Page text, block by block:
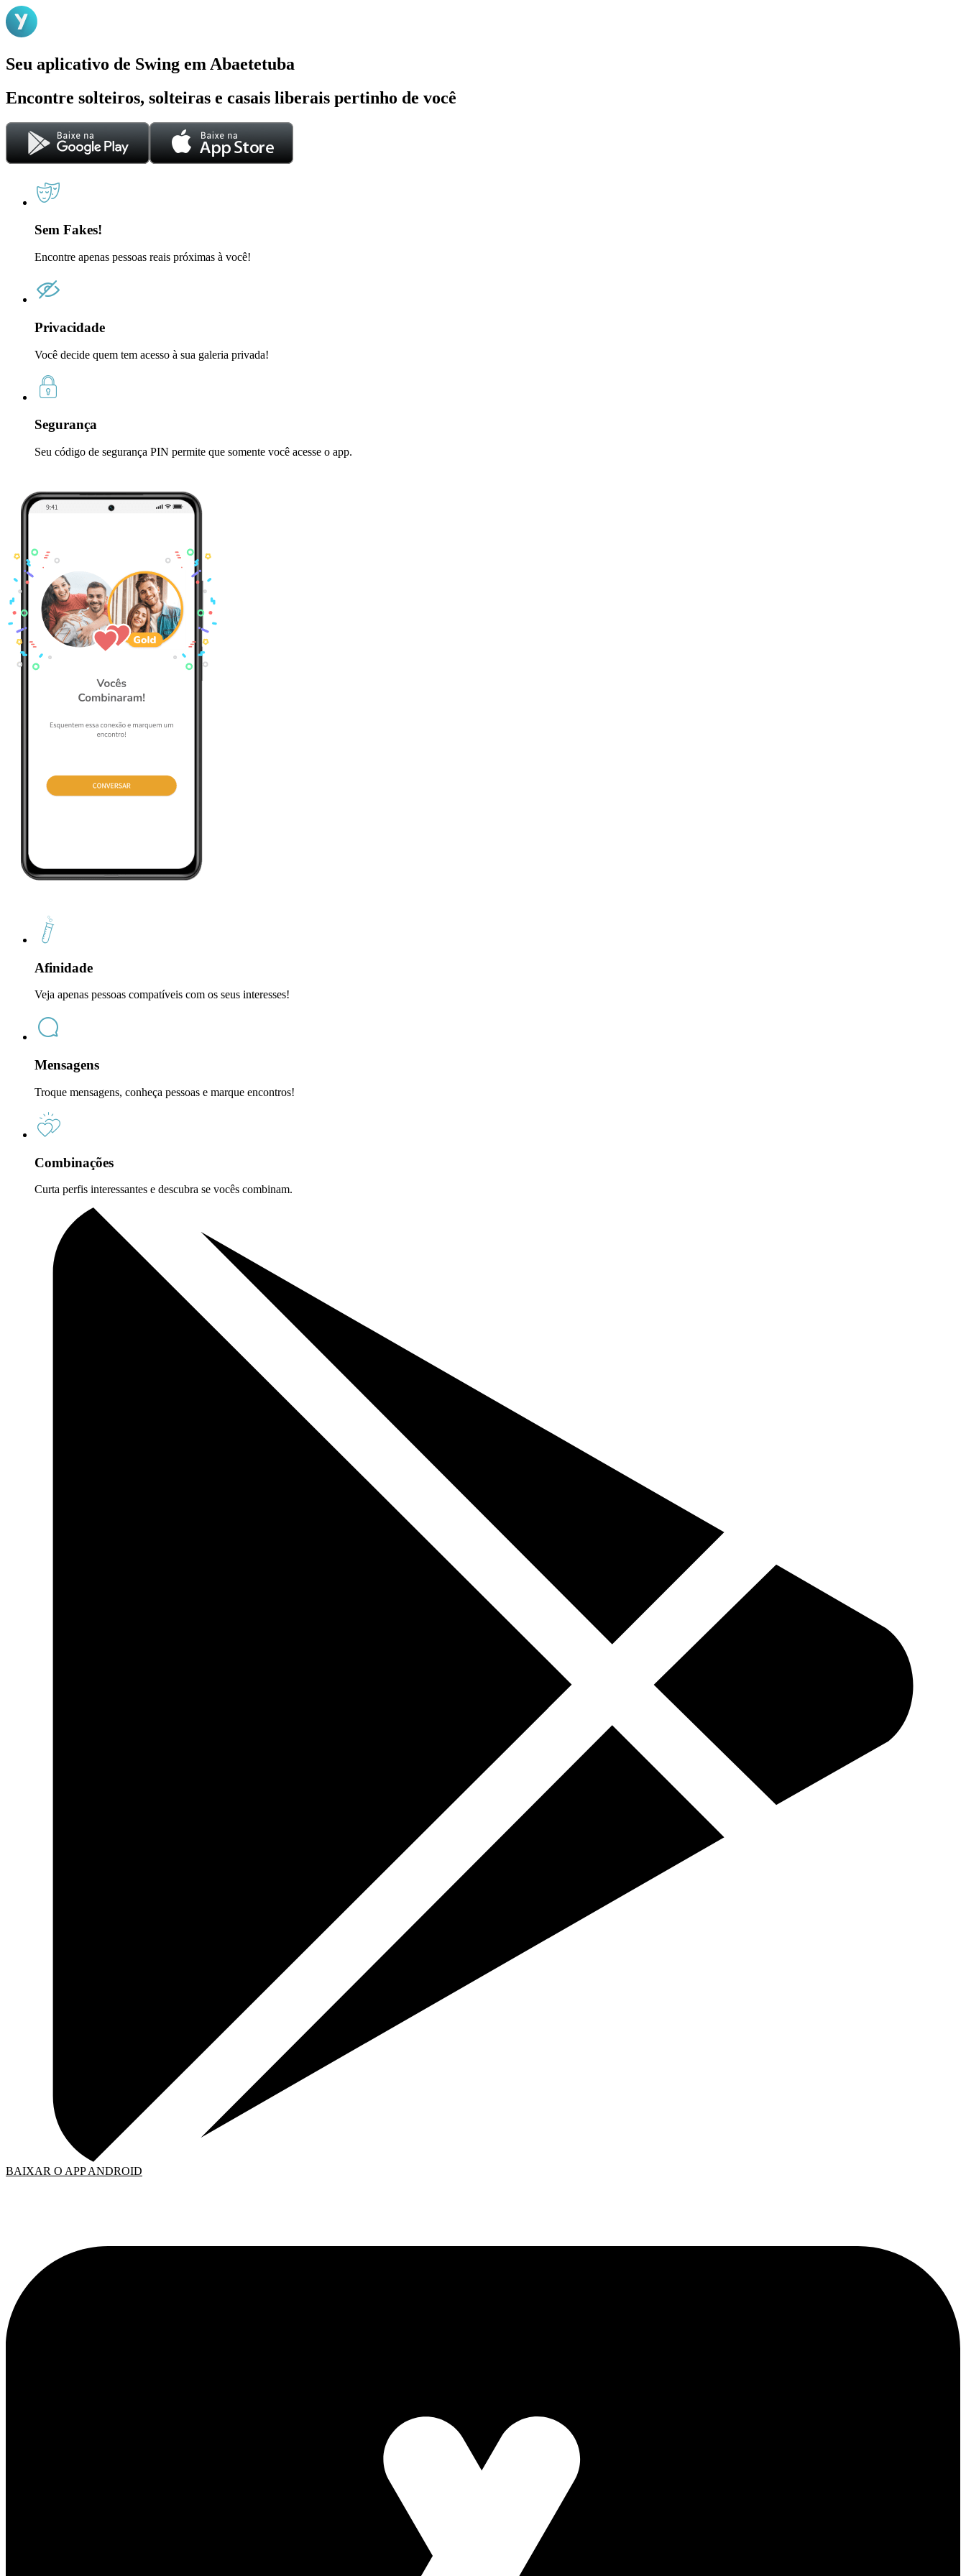
Seu aplicativo de Swing em Abaetetuba
Encontre solteiros, solteiras e casais liberais pertinho de você
Sem Fakes!
Encontre apenas pessoas reais próximas à você!
Privacidade
Você decide quem tem acesso à sua galeria privada!
Segurança
Seu código de segurança PIN permite que somente você acesse o app.
Afinidade
Veja apenas pessoas compatíveis com os seus interesses!
Mensagens
Troque mensagens, conheça pessoas e marque encontros!
Combinações
Curta perfis interessantes e descubra se vocês combinam.
BAIXAR O APP ANDROID